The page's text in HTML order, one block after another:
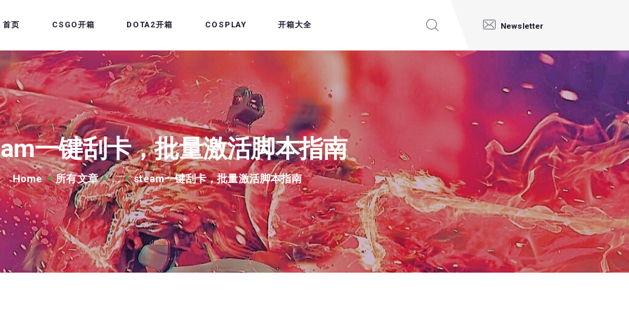
首页 CSGO开箱 DOTA2开箱 COSPLAY 开箱大全 Newsletter
一键刮卡，批量激活脚本指南
Home 所有文章 ... steam一键刮卡，批量激活脚本指南
CSGO开箱
DOTA2开箱
开箱教程
CSGO/DOTA2/绝地求生
第三方开箱
COSPLAY
CSGO音乐盒
CSGO手套